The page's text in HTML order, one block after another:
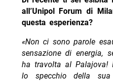
all’Unipol Forum di
questa esperienza?
«Non ci sono parole
sensazione di energia,
ha travolta al Palajova!
lo specchio della sua